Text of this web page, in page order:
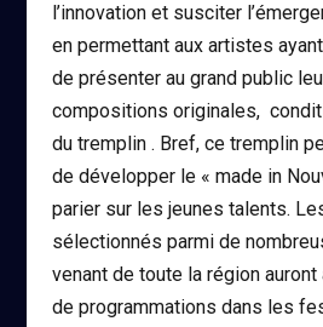
l’innovation et susciter
en permettant aux artistes
de présenter au grand public
compositions originales,
du tremplin . Bref, ce tremplin
de développer le « made in
parier sur les jeunes talents.
sélectionnés parmi de
venant de toute la région auront
de programmations dans les